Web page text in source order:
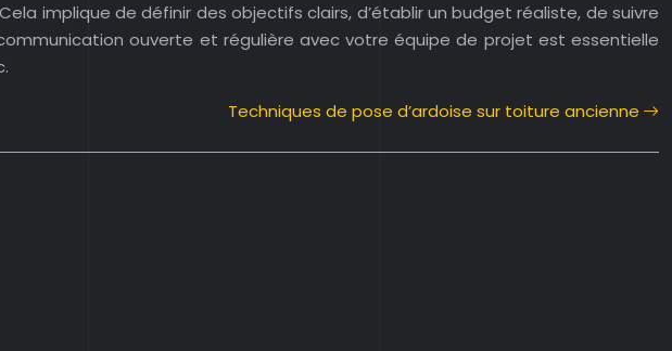
implique de définir des objectifs clairs, d’établir un budget réaliste, de suivre
ouverte et régulière avec votre équipe de projet est essentielle
Techniques de pose d’ardoise sur toiture ancienne